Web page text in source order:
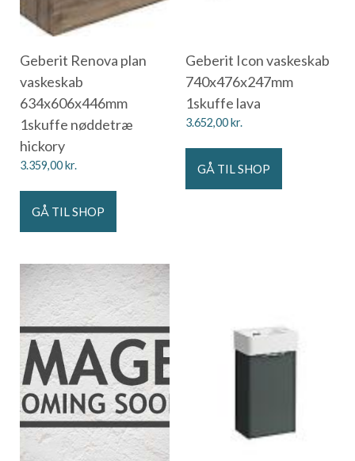
Geberit Renova plan
vaskeskab
634x606x446mm
1skuffe nøddetræ
hickory
3.359,00kr.
GÅ TIL SHOP
Geberit Icon vaskeskab
740x476x247mm
1skuffe lava
3.652,00kr.
GÅ TIL SHOP